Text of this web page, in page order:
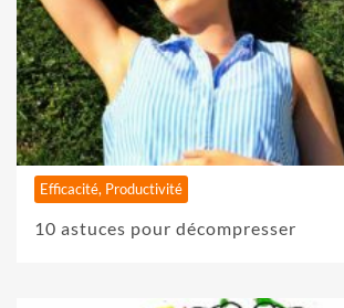
Efficacité, Productivité
10 astuces pour décompresser